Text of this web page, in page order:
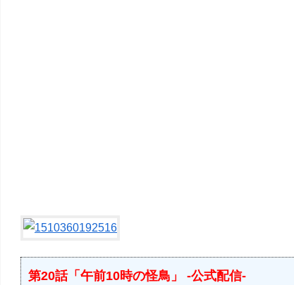
Powered by livedoor 相互RSS
第20話「午前10時の怪鳥」 -公式配信-